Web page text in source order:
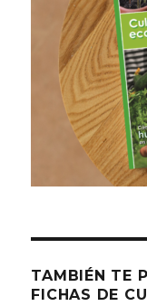
TAMBIÉN TE
FICHAS DE